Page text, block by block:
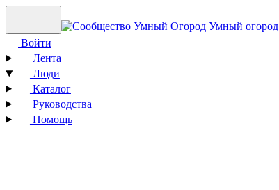
Умный огород
Войти
Лента
Люди
Каталог
Руководства
Помощь